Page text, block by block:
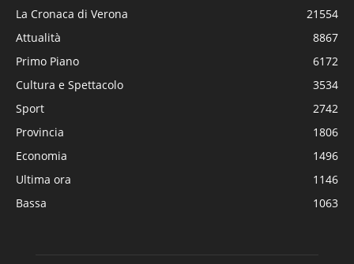
La Cronaca di Verona
21554
Attualità
8867
Primo Piano
6172
Cultura e Spettacolo
3534
Sport
2742
Provincia
1806
Economia
1496
Ultima ora
1146
Bassa
1063